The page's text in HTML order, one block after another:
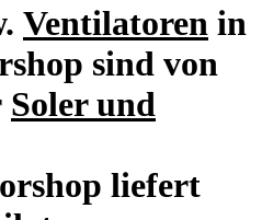
Ventilatoren in
sind von
Soler und
liefert